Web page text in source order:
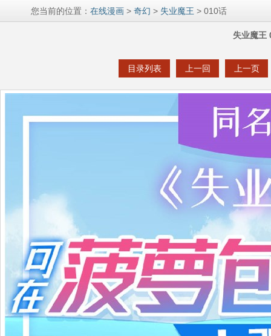
您当前的位置：在线漫画 >奇幻 > 失业魔王 > 010话
失业魔王
目录列表 上一回 上一页